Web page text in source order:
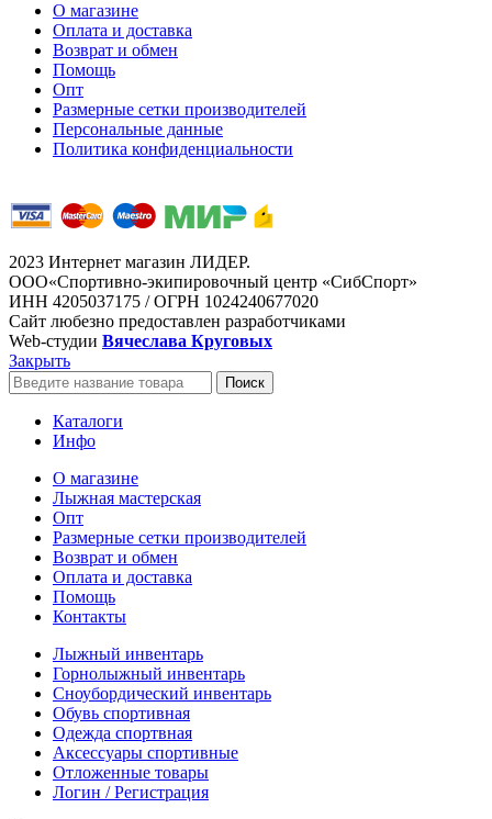
О магазине
Оплата и доставка
Возврат и обмен
Помощь
Опт
Размерные сетки производителей
Персональные данные
Политика конфиденциальности
2023 Интернет магазин ЛИДЕР.
ООО«Спортивно-экипировочный центр «СибСпорт»
ИНН 4205037175 / ОГРН 1024240677020
Сайт любезно предоставлен разработчиками
Web-студии Вячеслава Круговых
Закрыть
Поиск
Каталоги
Инфо
О магазине
Лыжная мастерская
Опт
Размерные сетки производителей
Возврат и обмен
Оплата и доставка
Помощь
Контакты
Лыжный инвентарь
Горнолыжный инвентарь
Сноубордический инвентарь
Обувь спортивная
Одежда спортвная
Аксессуары спортивные
Отложенные товары
Логин / Регистрация